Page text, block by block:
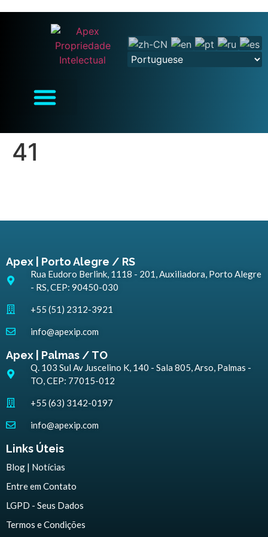
41
Apex | Porto Alegre / RS
Rua Eudoro Berlink, 1118 - 201, Auxiliadora, Porto Alegre
- RS, CEP: 90450-030
+55 (51) 2312-3921
info@apexip.com
Apex | Palmas / TO
Q. 103 Sul Av Juscelino K, 140 - Sala 805, Arso, Palmas -
TO, CEP: 77015-012
+55 (63) 3142-0197
info@apexip.com
Links Úteis
Blog | Notícias
Entre em Contato
LGPD - Seus Dados
Termos e Condições